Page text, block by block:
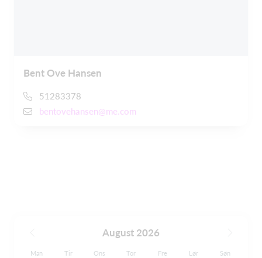
Bent Ove Hansen
51283378
bentovehansen@me.com
August 2026
Man Tir Ons Tor Fre Lør Søn